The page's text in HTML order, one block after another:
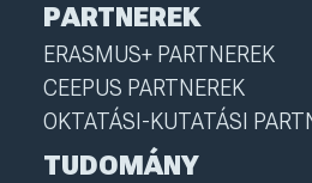
PARTNEREK
ERASMUS+ PARTNEREK
CEEPUS PARTNEREK
OKTATÁSI-KUTATÁSI
TUDOMÁNY